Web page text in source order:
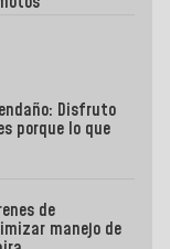
Disfruto
porque lo que
de
manejo de